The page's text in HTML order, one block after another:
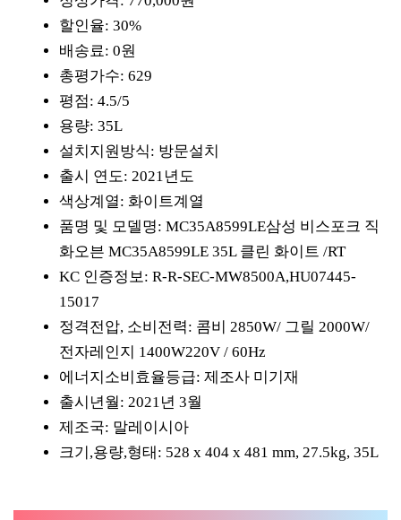
할인율: 30%
배송료: 0원
총평가수: 629
평점: 4.5/5
용량: 35L
설치지원방식: 방문설치
출시 연도: 2021년도
색상계열: 화이트계열
품명 및 모델명: MC35A8599LE삼성 비스포크 직
화오븐 MC35A8599LE 35L 클린 화이트 /RT
KC 인증정보: R-R-SEC-MW8500A,HU07445-
15017
정격전압, 소비전력: 콤비 2850W/ 그릴 2000W/
전자레인지 1400W220V / 60Hz
에너지소비효율등급: 제조사 미기재
출시년월: 2021년 3월
제조국: 말레이시아
크기,용량,형태: 528 x 404 x 481 mm, 27.5kg, 35L